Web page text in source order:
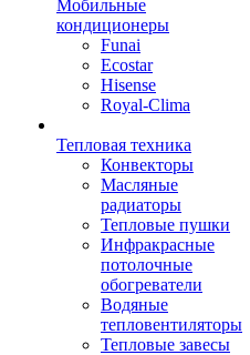
Мобильные
кондиционеры
Funai
Ecostar
Hisense
Royal-Clima
Тепловая техника
Конвекторы
Масляные
радиаторы
Тепловые пушки
Инфракрасные
потолочные
обогреватели
Водяные
тепловентиляторы
Тепловые завесы